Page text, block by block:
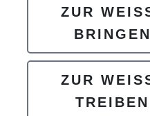
ZUR
BRINGEN
ZUR
TREIBEN